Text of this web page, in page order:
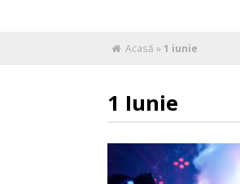
Acasă » 1 iunie
1 Iunie